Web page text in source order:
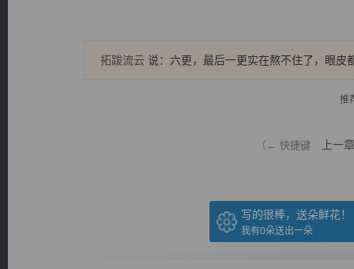
拓跋流云 说：六更，最后一更实在熬不住了，眼皮
推
（← 快捷键 上一章
写的很棒，送朵鲜花！
我有0朵送出一朵